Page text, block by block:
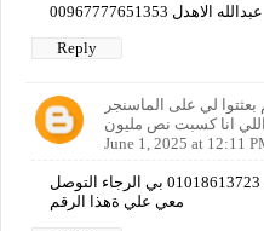
عبدالله الاهدل 00967777651353
Reply
لي على الماسنجر
اللي انا كسبت نص مليون
June 1, 2025 at 12:11
اسمب محمد شريف رقم الهاتف 01018613723 بي الرجاء التوصل
معي علي ةهذا الرقم